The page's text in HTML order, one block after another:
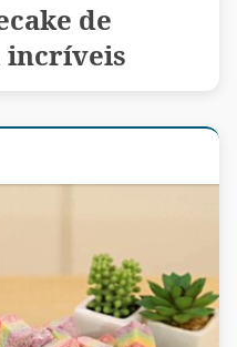
de
incríveis